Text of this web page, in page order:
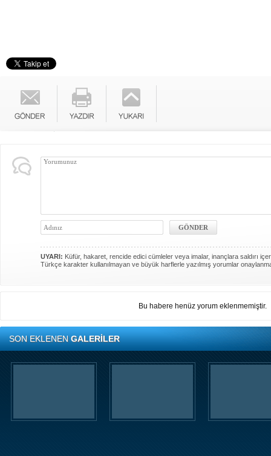
UYARI: Küfür, hakaret, rencide edici cümleler veya imalar, inançlara saldırı
Türkçe karakter kullanılmayan ve büyük harflerle yazılmış yorumlar
Bu habere henüz yorum eklenmemiştir.
SON EKLENENGALERİLER